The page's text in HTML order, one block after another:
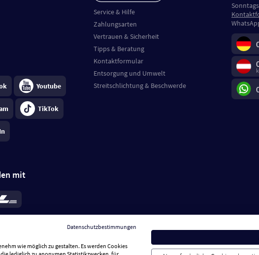
Youtube
TikTok
mit
€; bei Kühlware zzgl. 0,99 €
7,94 €. Lieferzeit3-
Service & Hilfe
Zahlungsarten
Vertrauen & Sicherheit
Tipps & Beratung
Kontaktformular
Entsorgung und Umwelt
Streitschlichtung & Beschwerde
Datenschutzbestimmungen
wie möglich zu gestalten. Es werden Cookies